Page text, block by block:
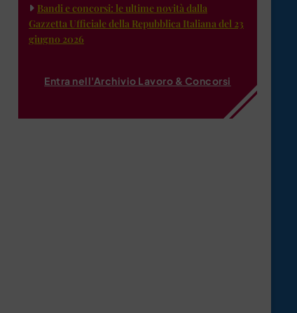
Bandi e concorsi: le ultime novità dalla
Gazzetta Ufficiale della Repubblica Italiana del 23
giugno 2026
Entra nell'Archivio Lavoro & Concorsi